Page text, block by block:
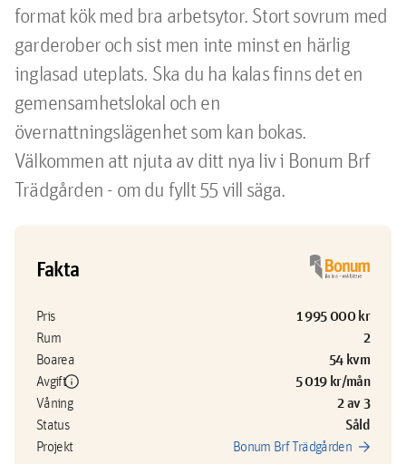
format kök med bra arbetsytor. Stort sovrum med
garderober och sist men inte minst en härlig
inglasad uteplats. Ska du ha kalas finns det en
gemensamhetslokal och en
övernattningslägenhet som kan bokas.
Välkommen att njuta av ditt nya liv i Bonum Brf
Trädgården - om du fyllt 55 vill säga.
Fakta
Pris 1 995 000 kr
Rum 2
Boarea 54 kvm
Avgiftinfo 5 019 kr/mån
Våning 2 av 3
Status Såld
Projekt Bonum Brf Trädgården arrow_forward